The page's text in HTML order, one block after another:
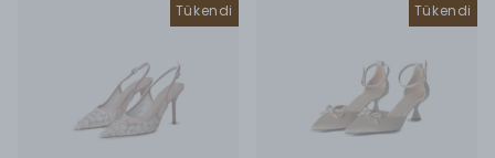
Tükendi Tükendi